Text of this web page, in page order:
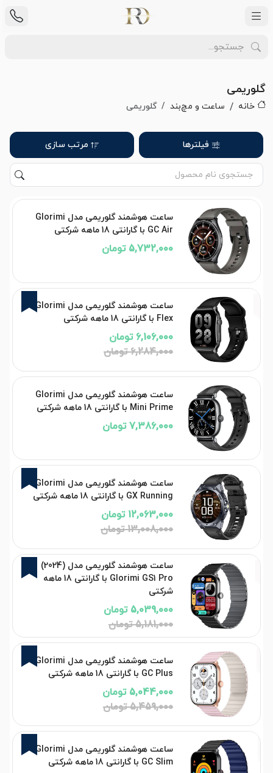
گلوریمی
خانه ساعت و مچ‌بند گلوریمی
فیلترها مرتب سازی
ساعت هوشمند گلوریمی مدل Glorimi
GC Air با گارانتی 18 ماهه شرکتی
5,732,000 تومان
3%
ساعت هوشمند گلوریمی مدل Glorimi
Flex با گارانتی 18 ماهه شرکتی
6,106,000 تومان
6,284,000 تومان
ساعت هوشمند گلوریمی مدل Glorimi
Mini Prime با گارانتی 18 ماهه شرکتی
7,386,000 تومان
7%
ساعت هوشمند گلوریمی مدل Glorimi
GX Running با گارانتی 18 ماهه شرکتی
12,063,000 تومان
13,008,000 تومان
3%
ساعت هوشمند گلوریمی مدل (2024)
Glorimi GS1 Pro با گارانتی 18 ماهه
شرکتی
5,039,000 تومان
5,181,000 تومان
8%
ساعت هوشمند گلوریمی مدل Glorimi
GC Plus با گارانتی 18 ماهه شرکتی
5,044,000 تومان
5,459,000 تومان
12%
ساعت هوشمند گلوریمی مدل Glorimi
GC Slim با گارانتی 18 ماهه شرکتی